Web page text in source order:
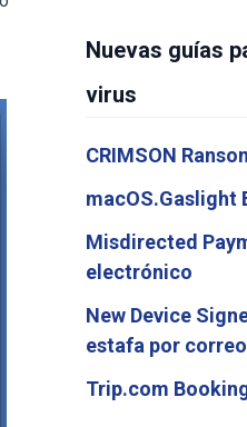
Nuevas guías
virus
CRIMSON
macOS.Gaslight
Misdirected
electrónico
New Device
estafa por
Trip.com